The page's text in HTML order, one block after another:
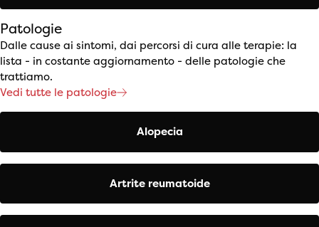
Patologie
Dalle cause ai sintomi, dai percorsi di cura alle terapie: la
lista - in costante aggiornamento - delle patologie che
trattiamo.
Vedi tutte le patologie
Alopecia
Artrite reumatoide